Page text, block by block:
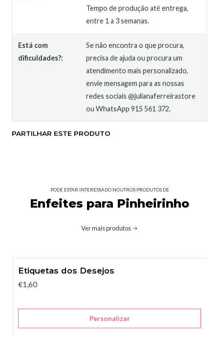
Tempo de produção até entrega,
entre 1 a 3 semanas.
Está com
dificuldades?:
Se não encontra o que procura,
precisa de ajuda ou procura um
atendimento mais personalizado,
envie mensagem para as nossas
redes sociais @julianaferreirastore
ou WhatsApp 915 561 372.
PARTILHAR ESTE PRODUTO
PODE ESTAR INTERESSADO NOUTROS PRODUTOS DE
Enfeites para Pinheirinho
Ver mais produtos
Etiquetas dos Desejos
€1,60
Personalizar